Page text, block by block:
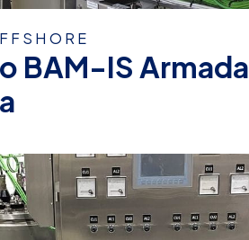
BAM-IS Armada